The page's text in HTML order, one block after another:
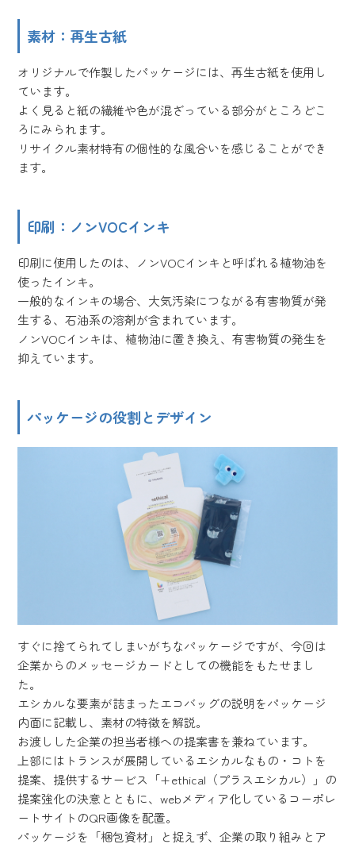
素材：再生古紙
オリジナルで作製したパッケージには、再生古紙を使用し
ています。
よく見ると紙の繊維や色が混ざっている部分がところどこ
ろにみられます。
リサイクル素材特有の個性的な風合いを感じることができ
ます。
印刷：ノンVOCインキ
印刷に使用したのは、ノンVOCインキと呼ばれる植物油を
使ったインキ。
一般的なインキの場合、大気汚染につながる有害物質が発
生する、石油系の溶剤が含まれています。
ノンVOCインキは、植物油に置き換え、有害物質の発生を
抑えています。
パッケージの役割とデザイン
すぐに捨てられてしまいがちなパッケージですが、今回は
企業からのメッセージカードとしての機能をもたせまし
た。
エシカルな要素が詰まったエコバッグの説明をパッケージ
内面に記載し、素材の特徴を解説。
お渡しした企業の担当者様への提案書を兼ねています。
上部にはトランスが展開しているエシカルなもの・コトを
提案、提供するサービス「+ethical（プラスエシカル）」の
提案強化の決意とともに、webメディア化しているコーポレ
ートサイトのQR画像を配置。
パッケージを「梱包資材」と捉えず、企業の取り組みとア